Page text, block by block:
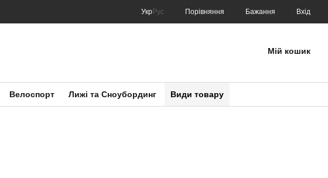
УкрРус Порівняння Бажання Вхід
Мій кошик
Велоспорт Лижі та Сноубординг Види товару